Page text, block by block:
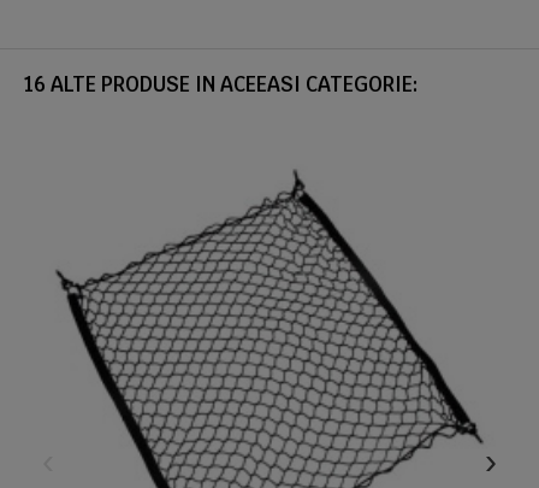
16 ALTE PRODUSE IN ACEEASI CATEGORIE: